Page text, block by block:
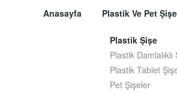
Anasayfa Plastik Ve Pet
Plastik Şişe
Plastik
Plastik Tablet
Pet Şişeler